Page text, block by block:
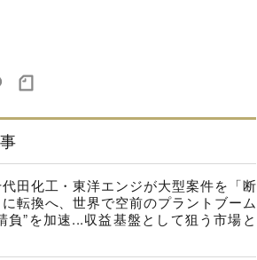
田化工・東洋エンジが大型案件を「断
転換へ、世界で空前のプラントブーム
負”を加速...収益基盤として狙う市場と